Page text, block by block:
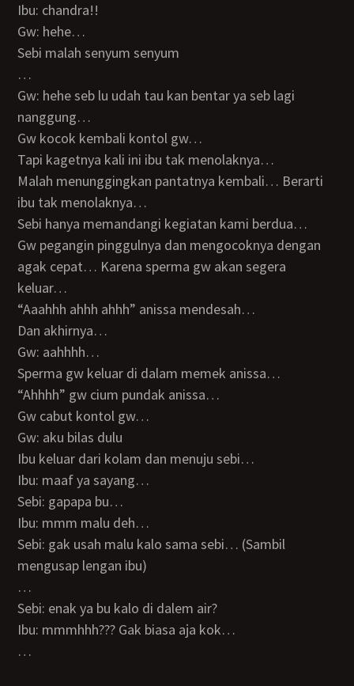
Ibu: chandra!!
Gw: hehe…
Sebi malah senyum senyum
…
Gw: hehe seb lu udah tau kan bentar ya seb lagi
nanggung…
Gw kocok kembali kontol gw…
Tapi kagetnya kali ini ibu tak menolaknya…
Malah menunggingkan pantatnya kembali… Berarti
ibu tak menolaknya…
Sebi hanya memandangi kegiatan kami berdua…
Gw pegangin pinggulnya dan mengocoknya dengan
agak cepat… Karena sperma gw akan segera
keluar…
“Aaahhh ahhh ahhh” anissa mendesah…
Dan akhirnya…
Gw: aahhhh…
Sperma gw keluar di dalam memek anissa…
“Ahhhh” gw cium pundak anissa…
Gw cabut kontol gw…
Gw: aku bilas dulu
Ibu keluar dari kolam dan menuju sebi…
Ibu: maaf ya sayang…
Sebi: gapapa bu…
Ibu: mmm malu deh…
Sebi: gak usah malu kalo sama sebi… (Sambil
mengusap lengan ibu)
…
Sebi: enak ya bu kalo di dalem air?
Ibu: mmmhhh??? Gak biasa aja kok…
…